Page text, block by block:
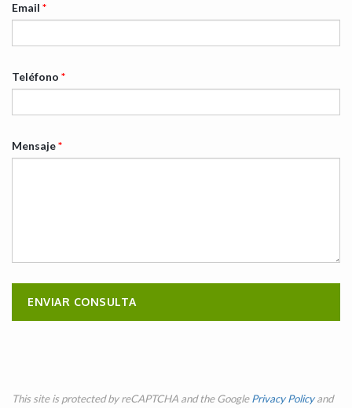
Email *
Teléfono *
Mensaje*
This site is protected by reCAPTCHA and the GooglePrivacy Policyand